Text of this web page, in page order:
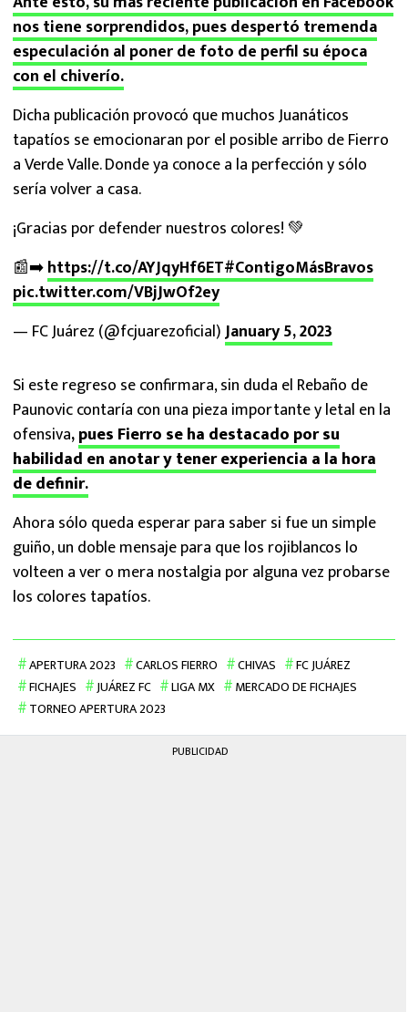
nos tiene sorprendidos, pues despertó tremenda
especulación al poner de foto de perfil su época
con el chiverío.
Dicha publicación provocó que muchos Juanáticos
tapatíos se emocionaran por el posible arribo de Fierro
a Verde Valle. Donde ya conoce a la perfección y sólo
sería volver a casa.
¡Gracias por defender nuestros colores! 💚
📰➡️https://t.co/AYJqyHf6ET#ContigoMásBravos
pic.twitter.com/VBjJwOf2ey
— FC Juárez (@fcjuarezoficial)January 5, 2023
Si este regreso se confirmara, sin duda el Rebaño de
Paunovic contaría con una pieza importante y letal en la
ofensiva,pues Fierro se ha destacado por su
habilidad en anotar y tener experiencia a la hora
de definir.
Ahora sólo queda esperar para saber si fue un simple
guiño, un doble mensaje para que los rojiblancos lo
volteen a ver o mera nostalgia por alguna vez probarse
los colores tapatíos.
APERTURA 2023 CARLOS FIERRO CHIVAS
FC JUÁREZ
FICHAJES
JUÁREZ FC LIGA MX
MERCADO DE FICHAJES
TORNEO APERTURA 2023
PUBLICIDAD